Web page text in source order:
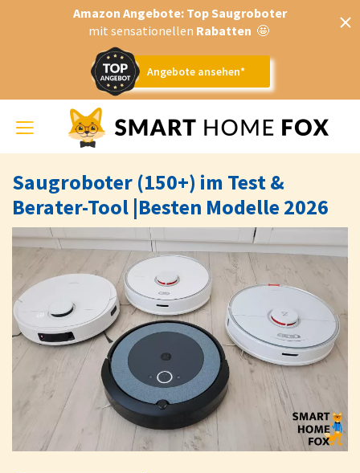
Amazon Angebote: Top Saugroboter
mit sensationellen Rabatten 🤩
Angebote ansehen*
Toggle
navigation
Saugroboter (150+) im Test &
Berater-Tool |Besten Modelle 2026